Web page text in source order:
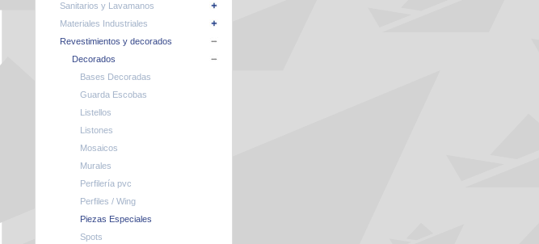
Sanitarios y Lavamanos
Materiales Industriales
Revestimientos y decorados
Decorados
Bases Decoradas
Guarda Escobas
Listellos
Listones
Mosaicos
Murales
Perfilería pvc
Perfiles / Wing
Piezas Especiales
Spots